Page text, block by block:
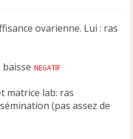
ovarienne. Lui : ras
baisse
matrice lab: ras
(pas assez de